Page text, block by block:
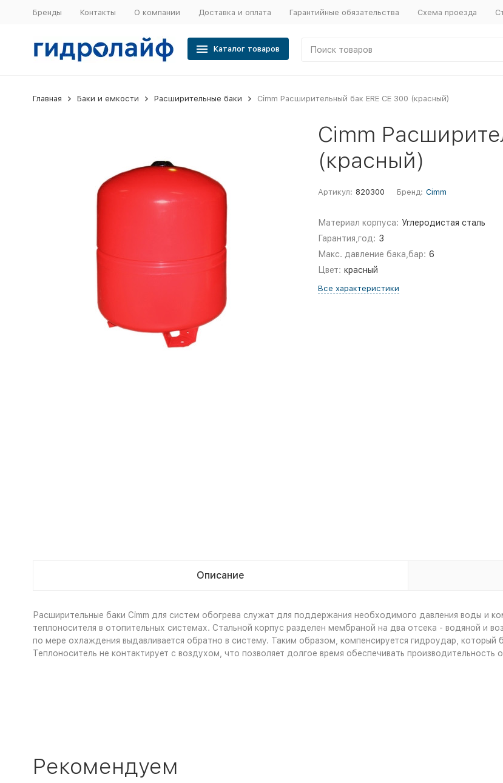
Бренды Контакты О компании Доставка и оплата Гарантийные обязательства Схема проезда
Каталог товаров
Главная Баки и емкости Расширительные баки Cimm Расширительный бак ERE CE 300 (красный)
Cimm
(красный)
Артикул: 820300 Бренд: Cimm
Материал корпуса: Углеродистая сталь
Гарантия,год: 3
Макс. давление бака,бар: 6
Цвет: красный
Все характеристики
Описание
Расширительные баки Cimm для систем обогрева служат для поддержания необходимого давления воды и
теплоносителя в отопительных системах. Стальной корпус разделен мембраной на два отсека - водяной и
по мере охлаждения выдавливается обратно в систему. Таким образом, компенсируется гидроудар, который
Теплоноситель не контактирует с воздухом, что позволяет долгое время обеспечивать производительность
Рекомендуем